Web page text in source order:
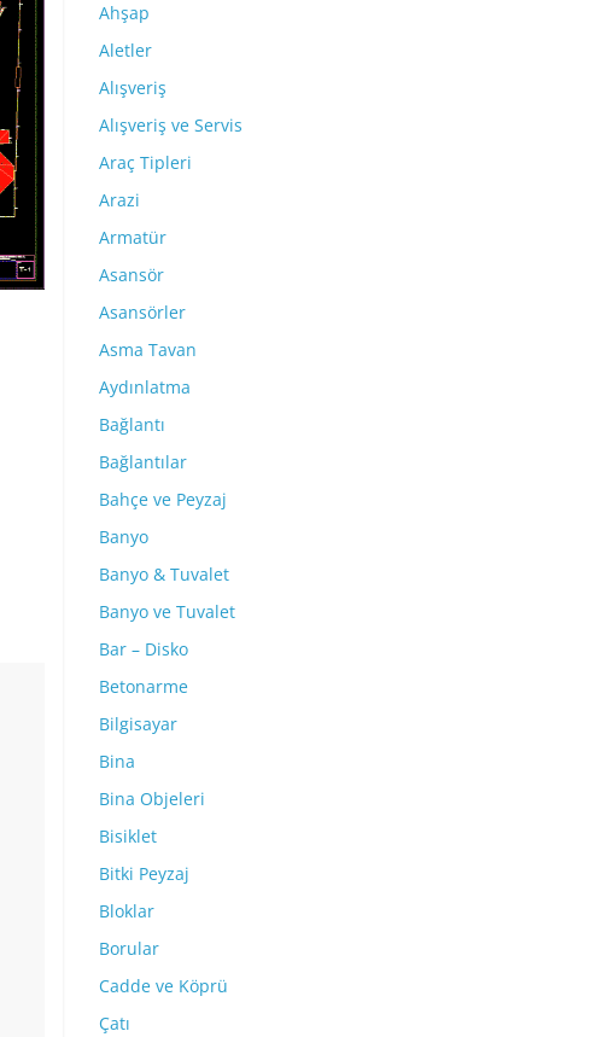
Ahşap
Aletler
Alışveriş
Alışveriş ve Servis
Araç Tipleri
Arazi
Armatür
Asansör
Asansörler
Asma Tavan
Aydınlatma
Bağlantı
Bağlantılar
Bahçe ve Peyzaj
Banyo
Banyo & Tuvalet
Banyo ve Tuvalet
Bar – Disko
Betonarme
Bilgisayar
Bina
Bina Objeleri
Bisiklet
Bitki Peyzaj
Bloklar
Borular
Cadde ve Köprü
Çatı